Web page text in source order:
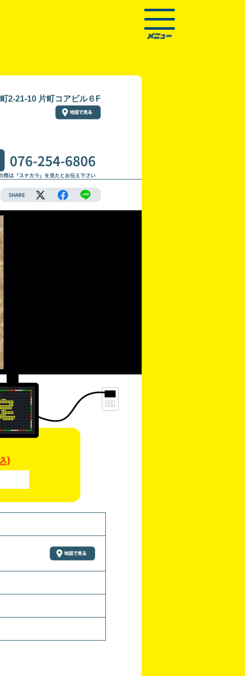
2-21-10 片町コアビル６F
076-254-6806
際は「スナカラ」を見たとお伝え下さい
SHARE
)